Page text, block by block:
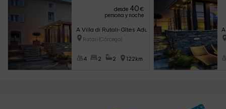
desde 40€
persona y noche
A Villa di Rutali- Gîtes Adult Only
Rutali (Córcega)
4 2 2 122km